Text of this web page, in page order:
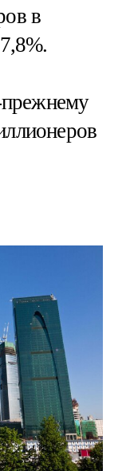
в
прежнему